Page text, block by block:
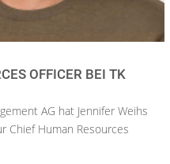
OFFICER BEI TK
AG hat Jennifer Weihs
Chief Human Resources